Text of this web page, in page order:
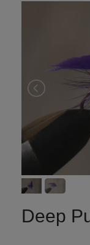
Deep